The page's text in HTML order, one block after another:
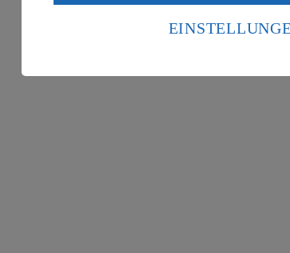
einem nach europäischen Standards nicht
Risiko eines Zugriffs durch US-amerikanische